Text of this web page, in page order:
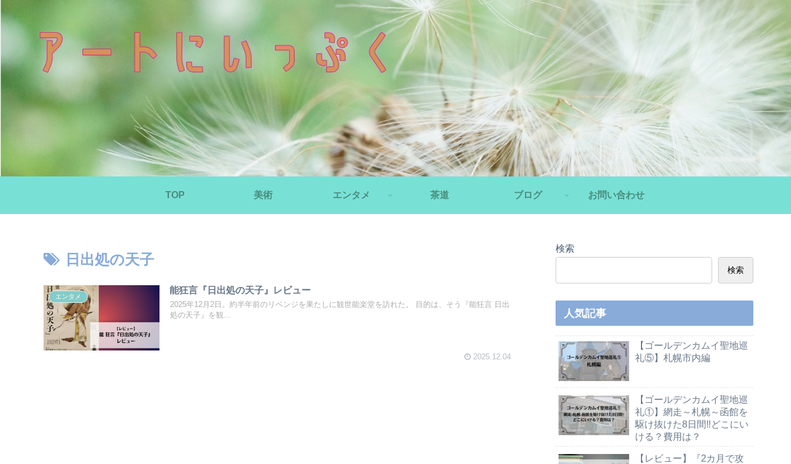
TOP 美術 エンタメ 茶道 ブログ お問い合わせ
日出処の天子
エンタメ
能狂言『日出処の天子』レビュー
2025年12月2日。約半年前のリベンジを果たしに観世能楽堂を訪れた。 目的は、そう『能狂言 日出
処の天子』を観...
2025.12.04
検索
検索
人気記事
【ゴールデンカムイ聖地巡
礼⑤】札幌市内編
【ゴールデンカムイ聖地巡
礼①】網走～札幌～函館を
駆け抜けた8日間‼どこにい
ける？費用は？
【レビュー】『2カ月で攻